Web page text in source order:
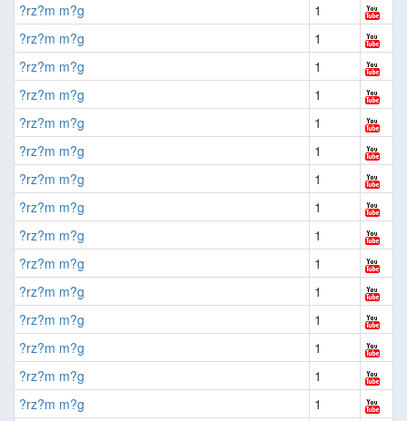
?rz?m m?g
1
?rz?m m?g
1
?rz?m m?g
1
?rz?m m?g
1
?rz?m m?g
1
?rz?m m?g
1
?rz?m m?g
1
?rz?m m?g
1
?rz?m m?g
1
?rz?m m?g
1
?rz?m m?g
1
?rz?m m?g
1
?rz?m m?g
1
?rz?m m?g
1
?rz?m m?g
1